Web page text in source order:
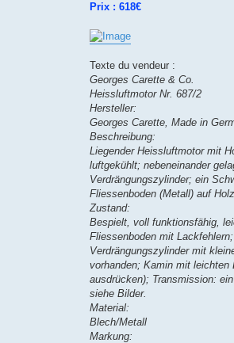
Prix : 618€
Texte du vendeur :
Georges Carette & Co.
Heissluftmotor Nr. 687/2
Hersteller:
Georges Carette, Made in
Beschreibung:
Liegender Heissluftmotor mit
luftgekühlt; nebeneinander
Verdrängungszylinder; ein
Fliessenboden (Metall) auf
Zustand:
Bespielt, voll funktionsfähig,
Fliessenboden mit
Verdrängungszylinder mit
vorhanden; Kamin mit leichten
ausdrücken); Transmission:
siehe Bilder.
Material:
Blech/Metall
Markung: